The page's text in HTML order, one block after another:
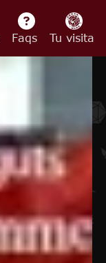
Faqs Tu visita